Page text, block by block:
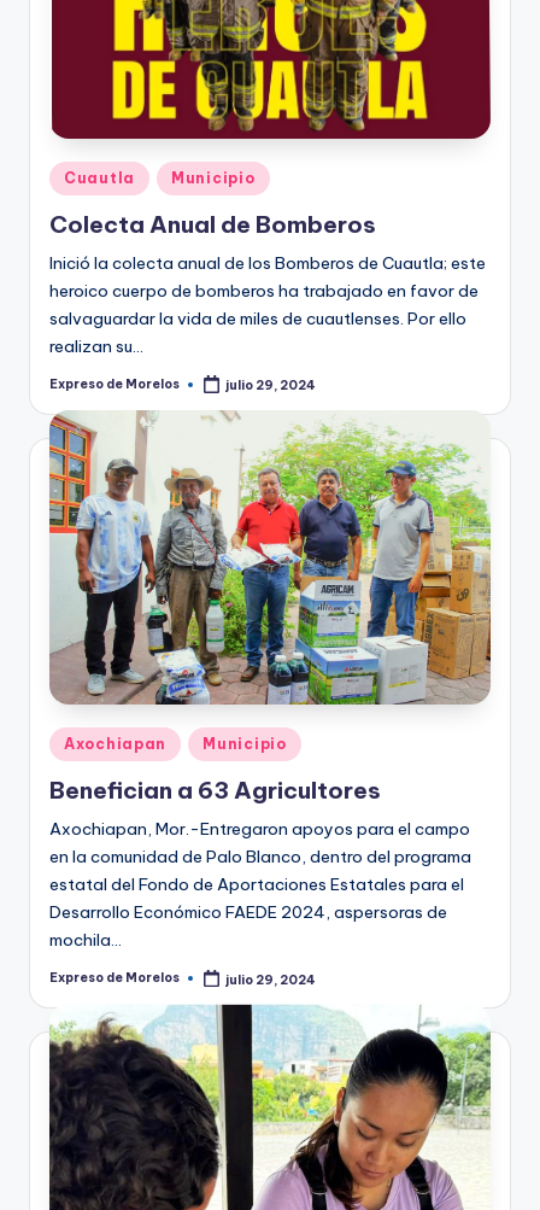
o
s
Publicado
en
Cuautla Municipio
Colecta Anual de Bomberos
Inició la colecta anual de los Bomberos de Cuautla; este
heroico cuerpo de bomberos ha trabajado en favor de
salvaguardar la vida de miles de cuautlenses. Por ello
realizan su…
Publicado
Expreso de Morelos julio 29, 2024
Publicado
en
Axochiapan Municipio
Benefician a 63 Agricultores
Axochiapan, Mor.-Entregaron apoyos para el campo
en la comunidad de Palo Blanco, dentro del programa
estatal del Fondo de Aportaciones Estatales para el
Desarrollo Económico FAEDE 2024, aspersoras de
mochila…
Publicado
Expreso de Morelos julio 29, 2024